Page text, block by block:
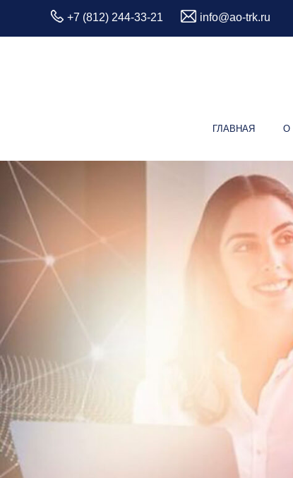
+7 (812) 244-33-21 info@ao-trk.ru
ГЛАВНАЯ О